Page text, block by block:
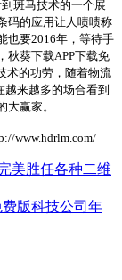
斑马技术的一个展
条码的应用让人啧啧称
也要2016年，等待手
，秋葵下载APP下载免
的功劳，随着物流
越来越多的场合看到
赢家。
www.hdrlm.com/
美胜任各种二维
版科技公司年